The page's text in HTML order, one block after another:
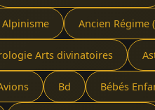
Alpinisme Ancien Régime
Arts divinatoires
Bd Bébés